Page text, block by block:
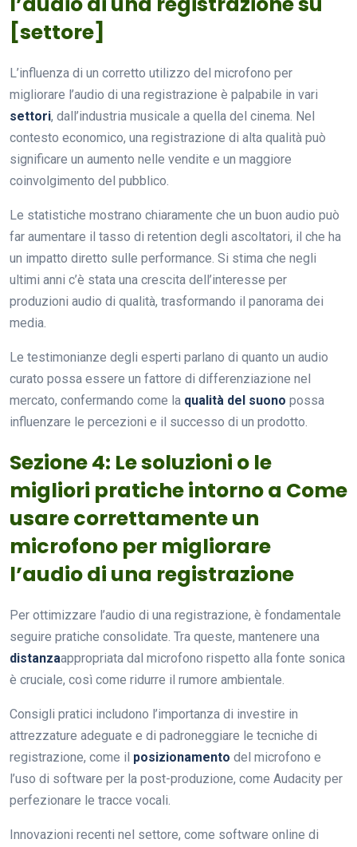
[settore]
L’influenza di un corretto utilizzo del microfono per
migliorare l’audio di una registrazione è palpabile in vari
settori, dall’industria musicale a quella del cinema. Nel
contesto economico, una registrazione di alta qualità può
significare un aumento nelle vendite e un maggiore
coinvolgimento del pubblico.
Le statistiche mostrano chiaramente che un buon audio può
far aumentare il tasso di retention degli ascoltatori, il che ha
un impatto diretto sulle performance. Si stima che negli
ultimi anni c’è stata una crescita dell’interesse per
produzioni audio di qualità, trasformando il panorama dei
media.
Le testimonianze degli esperti parlano di quanto un audio
curato possa essere un fattore di differenziazione nel
mercato, confermando come la qualità del suono possa
influenzare le percezioni e il successo di un prodotto.
Sezione 4: Le soluzioni o le
migliori pratiche intorno a Come
usare correttamente un
microfono per migliorare
l’audio di una registrazione
Per ottimizzare l’audio di una registrazione, è fondamentale
seguire pratiche consolidate. Tra queste, mantenere una
distanzaappropriata dal microfono rispetto alla fonte sonica
è cruciale, così come ridurre il rumore ambientale.
Consigli pratici includono l’importanza di investire in
attrezzature adeguate e di padroneggiare le tecniche di
registrazione, come il posizionamento del microfono e
l’uso di software per la post-produzione, come Audacity per
perfezionare le tracce vocali.
Innovazioni recenti nel settore, come software online di